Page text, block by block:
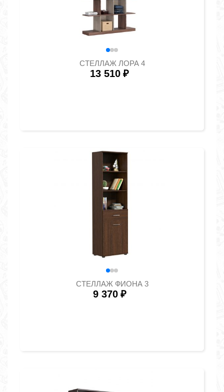
СТЕЛЛАЖ ЛОРА 4
13 510 ₽
СТЕЛЛАЖ ФИОНА 3
9 370 ₽